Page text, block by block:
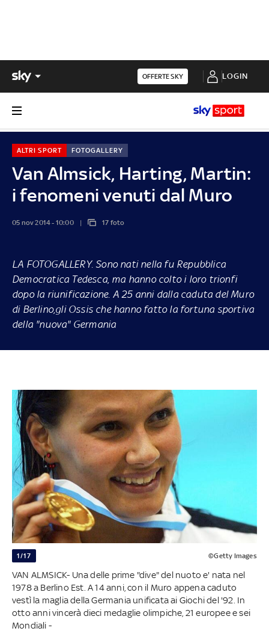
OFFERTE SKY LOGIN
Van Almsick, Harting, Martin:
i fenomeni venuti dal Muro
ALTRI SPORT FOTOGALLERY
05 nov 2014 - 10:00 17 foto
LA FOTOGALLERY.Sono nati nella fu Repubblica
Democratica Tedesca, ma hanno colto i loro trionfi
dopo la riunificazione. A 25 anni dalla caduta del Muro
di Berlino,gli Ossische hanno fatto la fortuna sportiva
della "nuova" Germania
1/17 ©Getty Images
VAN ALMSICK- Una delle prime "dive" del nuoto e' nata nel
1978 a Berlino Est. A 14 anni, con il Muro appena caduto
vestì la maglia della Germania unificata ai Giochi del '92. In
otto anni vincerà dieci medaglie olimpiche, 21 europee e sei
Mondiali -